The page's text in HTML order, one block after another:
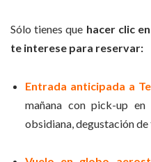
Sólo tienes que hacer clic
te interese para reservar:
Entrada anticipada a
mañana con pick-up
obsidiana, degustación